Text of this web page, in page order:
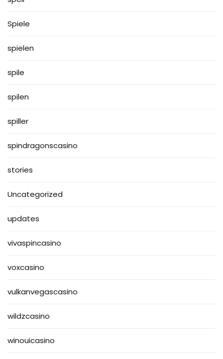
Spiele
spielen
spile
spilen
spiller
spindragonscasino
stories
Uncategorized
updates
vivaspincasino
voxcasino
vulkanvegascasino
wildzcasino
winouicasino